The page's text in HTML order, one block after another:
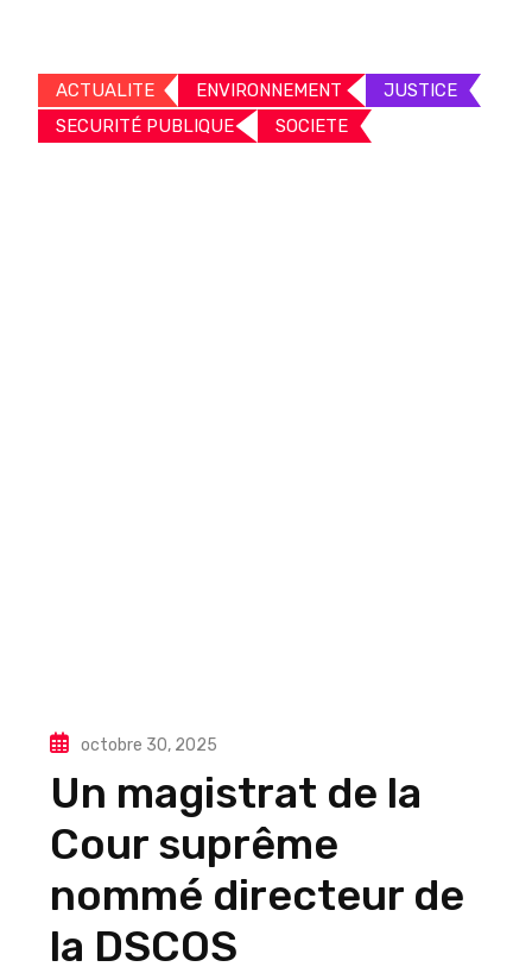
ACTUALITE ENVIRONNEMENT
JUSTICE
SECURITÉ PUBLIQUE
SOCIETE
octobre 30, 2025
Un magistrat de la
Cour suprême
nommé directeur de
la DSCOS